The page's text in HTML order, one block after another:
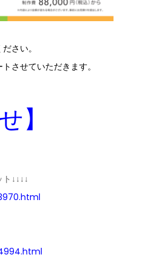
さい。
させていただきます。
】
↓↓↓↓